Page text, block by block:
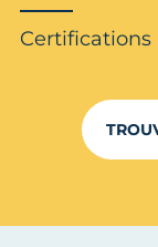
Certifications